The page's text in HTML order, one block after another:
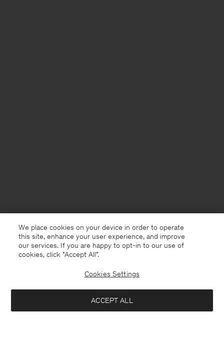
Sweden Svenska
We place cookies on your device in order to operate
this site, enhance your user experience, and improve
our services. If you are happy to opt-in to our use of
cookies, click "Accept All”.
Cookies Settings
ACCEPT ALL